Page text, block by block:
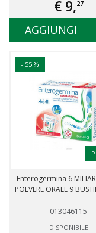
€ 9,27
AGGIUNGI
- 55 %
Enterogermina 6
POLVERE ORALE 9
013046115
DISPONIBILE